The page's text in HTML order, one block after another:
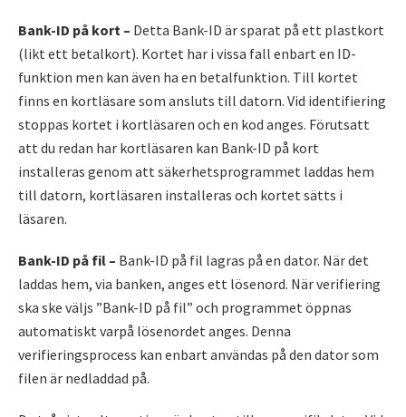
Bank-ID på kort – Detta Bank-ID är sparat på ett plastkort
(likt ett betalkort). Kortet har i vissa fall enbart en ID-
funktion men kan även ha en betalfunktion. Till kortet
finns en kortläsare som ansluts till datorn. Vid identifiering
stoppas kortet i kortläsaren och en kod anges. Förutsatt
att du redan har kortläsaren kan Bank-ID på kort
installeras genom att säkerhetsprogrammet laddas hem
till datorn, kortläsaren installeras och kortet sätts i
läsaren.
Bank-ID på fil – Bank-ID på fil lagras på en dator. När det
laddas hem, via banken, anges ett lösenord. När verifiering
ska ske väljs ”Bank-ID på fil” och programmet öppnas
automatiskt varpå lösenordet anges. Denna
verifieringsprocess kan enbart användas på den dator som
filen är nedladdad på.